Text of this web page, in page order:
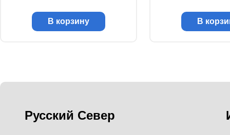
В корзину В
Русский Север